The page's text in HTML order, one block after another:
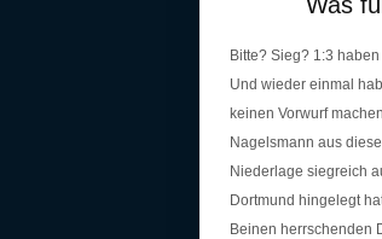
Bitte? Sieg? 1:3
Und wieder einmal
keinen Vorwurf
Nagelsmann aus
Niederlage siegreich
Dortmund hingelegt
Beinen herrschenden